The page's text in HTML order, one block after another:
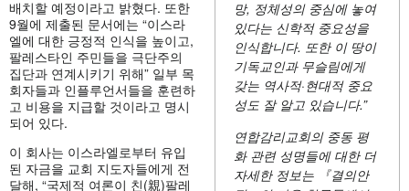
망, 정체성의 중심에 놓여
있다는 신학적 중요성을
인식합니다. 또한 이 땅이
기독교인과 무슬림에게
갖는 역사적·현대적 중요
성도 잘 알고 있습니다.”
연합감리교회의 중동 평
화 관련 성명들에 대한 더
자세한 정보는 『결의안
배치할 예정이라고 밝혔다. 또한
9월에 제출된 문서에는 “이스라
엘에 대한 긍정적 인식을 높이고,
팔레스타인 주민들을 극단주의
집단과 연계시키기 위해” 일부 목
회자들과 인플루언서들을 훈련하
고 비용을 지급할 것이라고 명시
되어 있다.
이 회사는 이스라엘로부터 유입
된 자금을 교회 지도자들에게 전
달해, “국제적 여론이 친(親)팔레